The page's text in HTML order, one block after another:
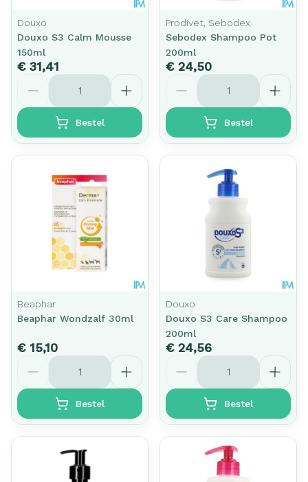
Douxo
Douxo S3 Calm Mousse
150ml
€ 31,41
Aantal
Bestel
Prodivet, Sebodex
Sebodex Shampoo Pot
200ml
€ 24,50
Aantal
Bestel
Beaphar
Beaphar Wondzalf 30ml
€ 15,10
Aantal
Bestel
Douxo
Douxo S3 Care Shampoo
200ml
€ 24,56
Aantal
Bestel